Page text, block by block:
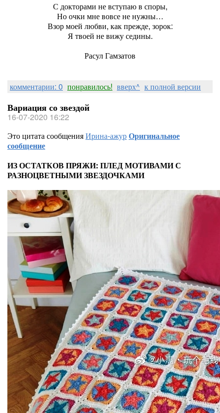
С докторами не вступаю в споры,
Но очки мне вовсе не нужны…
Взор моей любви, как прежде, зорок:
Я твоей не вижу седины.
Расул Гамзатов
комментарии: 0 понравилось! вверх^ к полной версии
Вариация со звездой
16-07-2020 16:22
Это цитата сообщенияИрина-ажурОригинальное
сообщение
ИЗ ОСТАТКОВ ПРЯЖИ: ПЛЕД МОТИВАМИ С
РАЗНОЦВЕТНЫМИ ЗВЕЗДОЧКАМИ